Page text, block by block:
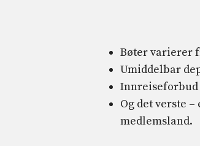
Bøter varierer
Umiddelbar
Og det verste
medlemsland.